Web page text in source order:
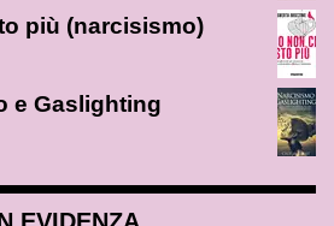
più (narcisismo)
e Gaslighting